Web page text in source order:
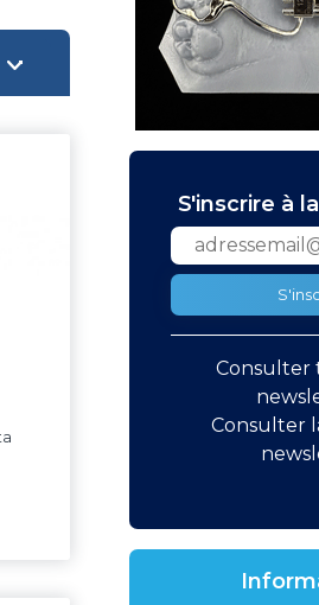
S'inscrire à
Consulter
Consulter